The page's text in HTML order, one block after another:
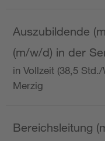
Auszubildende
(m/w/d) in der
in Vollzeit (38,5
Merzig
Bereichsleitung